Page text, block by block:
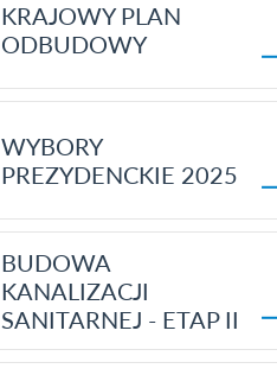
KRAJOWY PLAN
ODBUDOWY
WYBORY
PREZYDENCKIE 2025
BUDOWA
KANALIZACJI
SANITARNEJ - ETAP II